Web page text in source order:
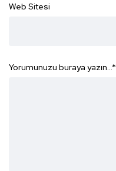
Web Sitesi
Yorumunuzu buraya yazın...*